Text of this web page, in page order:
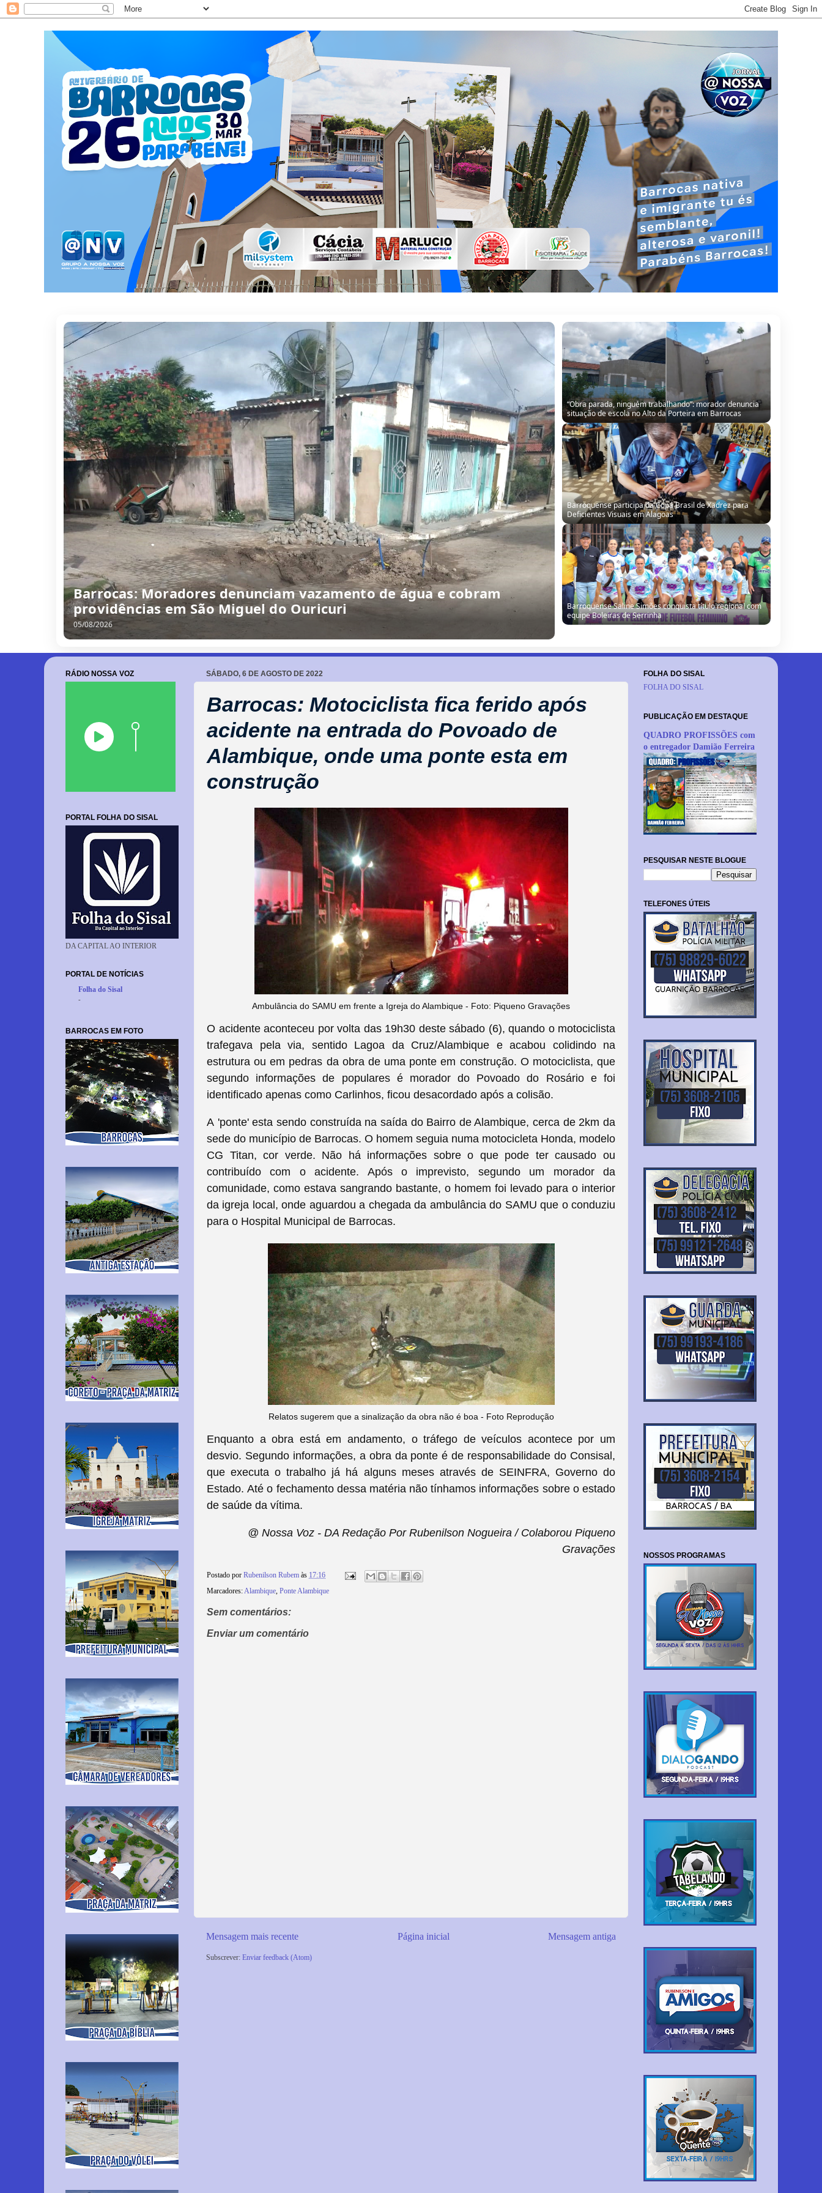
Barrocas: Moradores denunciam vazamento de água e cobram
providências em São Miguel do Ouricuri
05/08/2026
“Obra parada, ninguém trabalhando”: morador denuncia
situação de escola no Alto da Porteira em Barrocas
Barroquense participa da Copa Brasil de Xadrez para
Deficientes Visuais em Alagoas
Barroquense Saline Simões conquista título regional com
equipe Boleiras de Serrinha
SÁBADO, 6 DE AGOSTO DE 2022
Barrocas: Motociclista fica ferido após
acidente na entrada do Povoado de
Alambique, onde uma ponte esta em
construção
Ambulância do SAMU em frente a Igreja do Alambique - Foto: Piqueno Gravações
O acidente aconteceu por volta das 19h30 deste sábado (6), quando o motociclista
trafegava pela via, sentido Lagoa da Cruz/Alambique e acabou colidindo na
estrutura ou em pedras da obra de uma ponte em construção. O motociclista, que
segundo informações de populares é morador do Povoado do Rosário e foi
identificado apenas como Carlinhos, ficou desacordado após a colisão.
A 'ponte' esta sendo construída na saída do Bairro de Alambique, cerca de 2km da
sede do município de Barrocas. O homem seguia numa motocicleta Honda, modelo
CG Titan, cor verde. Não há informações sobre o que pode ter causado ou
contribuído com o acidente. Após o imprevisto, segundo um morador da
comunidade, como estava sangrando bastante, o homem foi levado para o interior
da igreja local,onde aguardou a chegada da ambulância do SAMU que o conduziu
para o Hospital Municipal de Barrocas.
Relatos sugerem que a sinalização da obra não é boa - Foto Reprodução
Enquanto a obra está em andamento, o tráfego de veículos acontece por um
desvio. Segundo informações, a obra da ponte é de responsabilidade do Consisal,
que executa o trabalho já há alguns meses através de SEINFRA, Governo do
Estado.Até o fechamento dessa matéria não tínhamos informações sobre o estado
de saúde da vítima.
@ Nossa Voz - DA Redação Por Rubenilson Nogueira / Colaborou Piqueno
Gravações
Postado por Rubenilson Rubem às 17:16
Marcadores:Alambique, Ponte Alambique
Sem comentários:
Enviar um comentário
Mensagem mais recente Mensagem antiga
Página inicial
Subscrever: Enviar feedback (Atom)
RÁDIO NOSSA VOZ
PORTAL FOLHA DO SISAL
DA CAPITAL AO INTERIOR
PORTAL DE NOTÍCIAS
Folha do Sisal
-
BARROCAS EM FOTO
FOLHA DO SISAL
FOLHA DO SISAL
PUBLICAÇÃO EM DESTAQUE
QUADRO PROFISSÕES com
o entregador Damião Ferreira
PESQUISAR NESTE BLOGUE
TELEFONES ÚTEIS
NOSSOS PROGRAMAS